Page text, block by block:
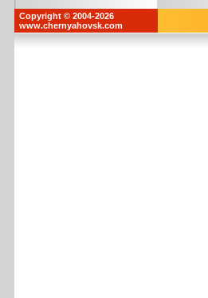
Copyright © 2004-2026
www.chernyahovsk.com